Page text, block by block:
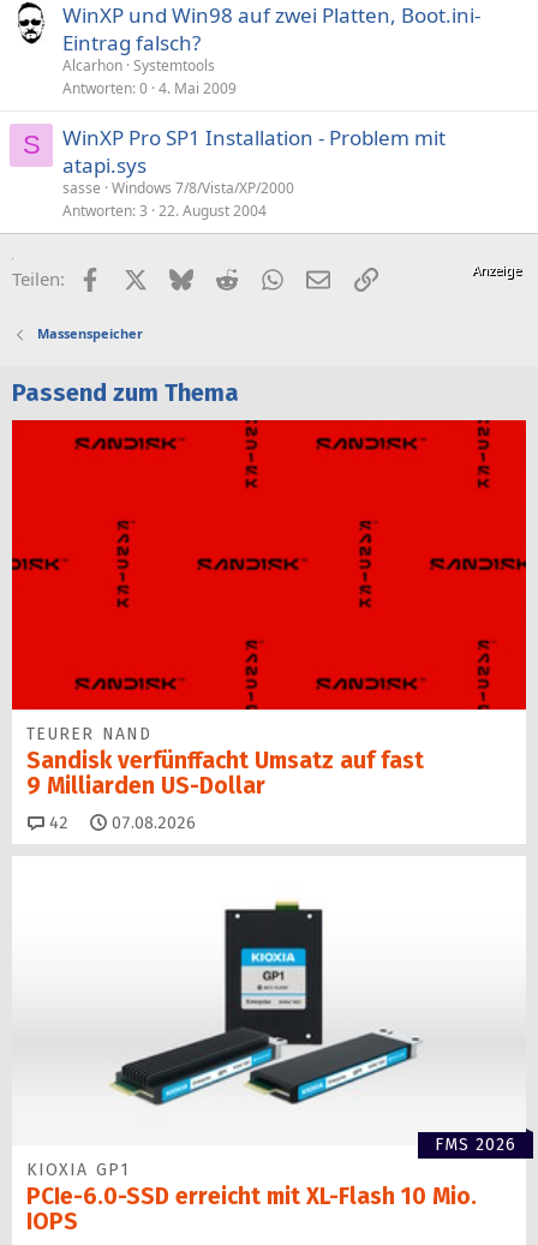
WinXP und Win98 auf zwei Platten, Boot.ini-
Eintrag falsch?
Alcarhon Systemtools
Antworten 0 4. Mai 2009
S
WinXP Pro SP1 Installation - Problem mit
atapi.sys
sasse Windows 7/8/Vista/XP/2000
Antworten 3 22. August 2004
Teilen: FacebookX (Twitter)
BlueskyRedditWhatsApp
E-MailLink
Massenspeicher
Passend zum Thema
TEURER NAND
Sandisk verfünffacht Umsatz auf fast
9 Milliarden US-Dollar
42 Kommentare
07.08.2026
FMS 2026
KIOXIA GP1
PCIe-6.0-SSD erreicht mit XL-Flash 10 Mio.
IOPS